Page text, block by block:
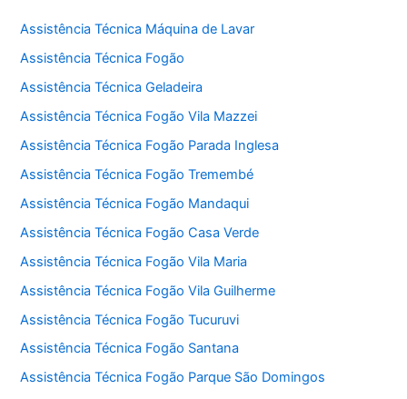
Assistência Técnica Máquina de Lavar
Assistência Técnica Fogão
Assistência Técnica Geladeira
Assistência Técnica Fogão Vila Mazzei
Assistência Técnica Fogão Parada Inglesa
Assistência Técnica Fogão Tremembé
Assistência Técnica Fogão Mandaqui
Assistência Técnica Fogão Casa Verde
Assistência Técnica Fogão Vila Maria
Assistência Técnica Fogão Vila Guilherme
Assistência Técnica Fogão Tucuruvi
Assistência Técnica Fogão Santana
Assistência Técnica Fogão Parque São Domingos